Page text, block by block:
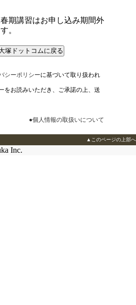
期講習はお申し込み期間外
。
塚ドットコムに戻る
シーポリシーに基づいて取り扱われ
をお読みいただき、ご承諾の上、送
●個人情報の取扱いについて
▲このページの上部へ
Inc.